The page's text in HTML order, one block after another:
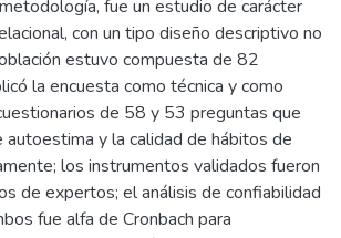
fue un estudio de carácter
con un tipo diseño descriptivo no
estuvo compuesta de 82
la encuesta como técnica y como
de 58 y 53 preguntas que
autoestima y la calidad de hábitos de
los instrumentos validados fueron
de expertos; el análisis de confiabilidad
fue alfa de Cronbach para